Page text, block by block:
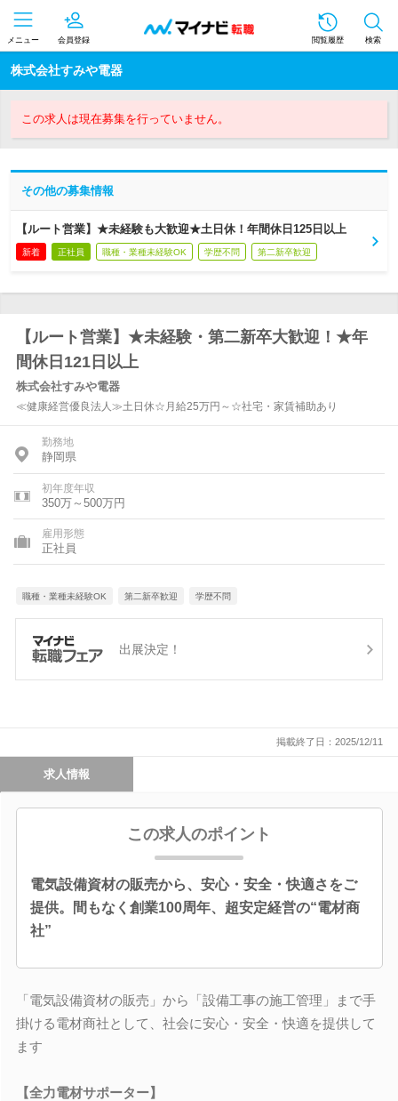
メニュー 会員登録 閲覧履歴 検索
株式会社すみや電器
この求人は現在募集を行っていません。
その他の募集情報
【ルート営業】★未経験も大歓迎★土日休！年間休日125日以上
新着 正社員 職種・業種未経験OK 学歴不問 第二新卒歓迎
【ルート営業】★未経験・第二新卒大歓迎！★年
間休日121日以上
株式会社すみや電器
≪健康経営優良法人≫土日休☆月給25万円～☆社宅・家賃補助あり
勤務地
静岡県
初年度年収
350万～500万円
雇用形態
正社員
職種・業種未経験OK 第二新卒歓迎 学歴不問
出展決定！
掲載終了日：2025/12/11
求人情報
この求人のポイント
電気設備資材の販売から、安心・安全・快適さをご
提供。間もなく創業100周年、超安定経営の“電材商
社”
「電気設備資材の販売」から「設備工事の施工管理」まで手
掛ける電材商社として、社会に安心・安全・快適を提供して
ます
【全力電材サポーター】